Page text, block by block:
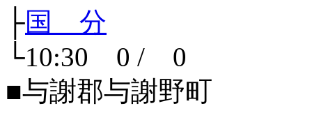
├国 分
└10:30 0 / 0
■与謝郡与謝野町